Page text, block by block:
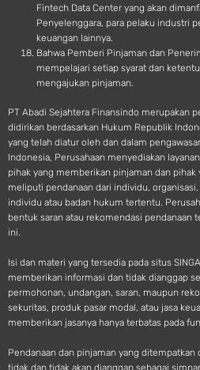
Fintech Data Center yang akan
Penyelenggara, para pelaku industri
keuangan lainnya.
Bahwa Pemberi Pinjaman dan
mempelajari setiap syarat dan
mengajukan pinjaman.
PT Abadi Sejahtera Finansindo merupakan
didirikan berdasarkan Hukum Republik
yang telah diatur oleh dan dalam
Indonesia, Perusahaan menyediakan
pihak yang memberikan pinjaman dan
meliputi pendanaan dari individu,
individu atau badan hukum tertentu.
bentuk saran atau rekomendasi pendanaan
ini.
Isi dan materi yang tersedia pada situs
memberikan informasi dan tidak dianggap
permohonan, undangan, saran, maupun
sekuritas, produk pasar modal, atau jasa
memberikan jasanya hanya terbatas pada
Pendanaan dan pinjaman yang ditempatkan
tidak dan tidak akan dianggap sebagai